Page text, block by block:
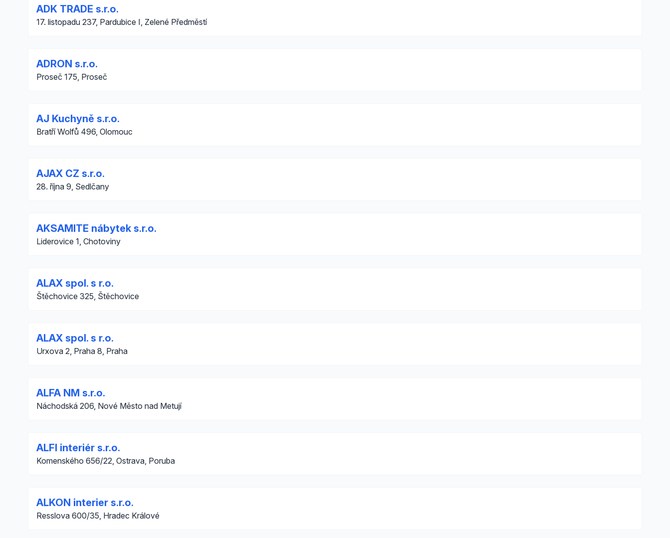
ADK TRADE s.r.o.
17. listopadu 237, Pardubice I, Zelené Předměstí
ADRON s.r.o.
Proseč 175, Proseč
AJ Kuchyně s.r.o.
Bratří Wolfů 496, Olomouc
AJAX CZ s.r.o.
28. října 9, Sedlčany
AKSAMITE nábytek s.r.o.
Liderovice 1, Chotoviny
ALAX spol. s r.o.
Štěchovice 325, Štěchovice
ALAX spol. s r.o.
Urxova 2, Praha 8, Praha
ALFA NM s.r.o.
Náchodská 206, Nové Město nad Metují
ALFI interiér s.r.o.
Komenského 656/22, Ostrava, Poruba
ALKON interier s.r.o.
Resslova 600/35, Hradec Králové